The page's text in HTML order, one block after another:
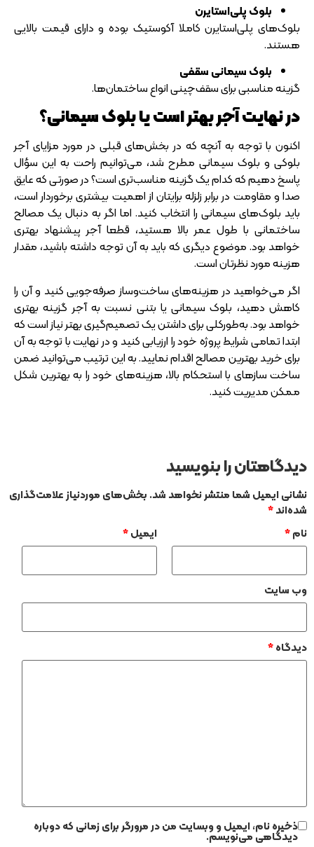
بلوک پلی‌استایرن
بلوک‌های پلی‌استایرن کاملا آکوستیک بوده و دارای قیمت بالایی
هستند.
بلوک سیمانی سقفی
گزینه مناسبی برای سقف‌چینی انواع ساختمان‌ها.
در نهایت آجر بهتر است یا بلوک سیمانی؟
اکنون با توجه به آنچه که در بخش‌های قبلی در مورد مزایای آجر
بلوکی و بلوک سیمانی مطرح شد، می‌توانیم راحت به این سؤال
پاسخ دهیم که کدام یک گزینه مناسب‌تری است؟ در صورتی که عایق
صدا و مقاومت در برابر زلزله برایتان از اهمیت بیشتری برخوردار است،
باید بلوک‌های سیمانی را انتخاب کنید. اما اگر به دنبال یک مصالح
ساختمانی با طول عمر بالا هستید، قطعا آجر پیشنهاد بهتری
خواهد بود. موضوع دیگری که باید به آن توجه داشته باشید، مقدار
هزینه مورد نظرتان است.
اگر می‌خواهید در هزینه‌های ساخت‌وساز صرفه‌جویی کنید و آن را
کاهش دهید، بلوک سیمانی یا بتنی نسبت به آجر گزینه بهتری
خواهد بود. به‌طورکلی برای داشتن یک تصمیم‌گیری بهتر نیاز است که
ابتدا تمامی شرایط پروژه خود را ارزیابی کنید و در نهایت با توجه به آن
برای خرید بهترین مصالح اقدام نمایید. به این ترتیب می‌توانید ضمن
ساخت سازه‎ای با استحکام بالا، هزینه‌های خود را به بهترین شکل
ممکن مدیریت کنید.
دیدگاهتان را بنویسید
نشانی ایمیل شما منتشر نخواهد شد.بخش‌های موردنیاز علامت‌گذاری
شده‌اند*
دیدگاه*
نام* ایمیل*
وب‌ سایت
ذخیره نام، ایمیل و وبسایت من در مرورگر برای زمانی که دوباره
دیدگاهی می‌نویسم.